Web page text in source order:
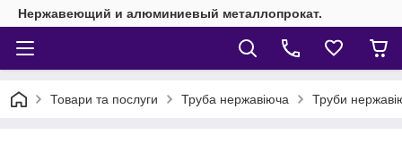
Нержавеющий и алюминиевый металлопрокат.
Товари та послуги Труба нержавіюча Труби